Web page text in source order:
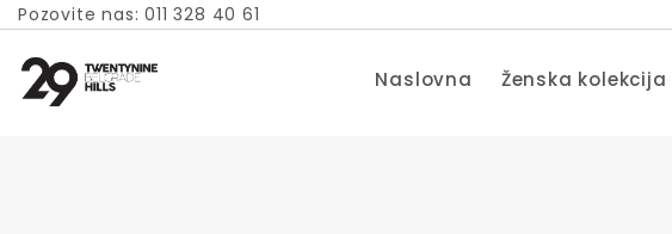
Pozovite nas: 011 328 40 61
Naslovna Ženska kolekcija